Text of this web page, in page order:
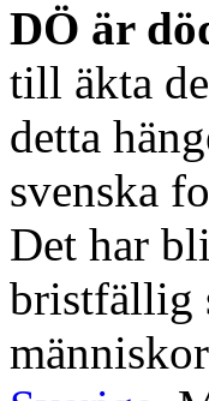
DÖ är
till äkta
detta
svenska
Det har
bristfällig